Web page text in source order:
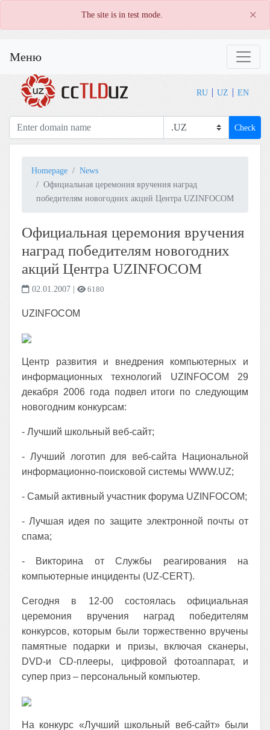
The site is in test mode. ×
Меню
RU UZ EN
Check
Homepage
News
Официальная церемония вручения наград
победителям новогодних акций Центра UZINFOCOM
Официальная церемония вручения
наград победителям новогодних
акций Центра UZINFOCOM
02.01.2007 | 6180
UZINFOCOM
Центр развития и внедрения компьютерных и
информационных технологий UZINFOCOM 29
декабря 2006 года подвел итоги по следующим
новогодним конкурсам:
- Лучший школьный веб-сайт;
- Лучший логотип для веб-сайта Национальной
информационно-поисковой системы WWW.UZ;
- Самый активный участник форума UZINFOCOM;
- Лучшая идея по защите электронной почты от
спама;
- Викторина от Службы реагирования на
компьютерные инциденты (UZ-CERT).
Сегодня в 12-00 состоялась официальная
церемония вручения наград победителям
конкурсов, которым были торжественно вручены
памятные подарки и призы, включая сканеры,
DVD-и CD-плееры, цифровой фотоаппарат, и
супер приз – персональный компьютер.
На конкурс «Лучший школьный веб-сайт» были